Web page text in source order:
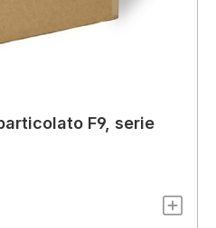
F9, serie